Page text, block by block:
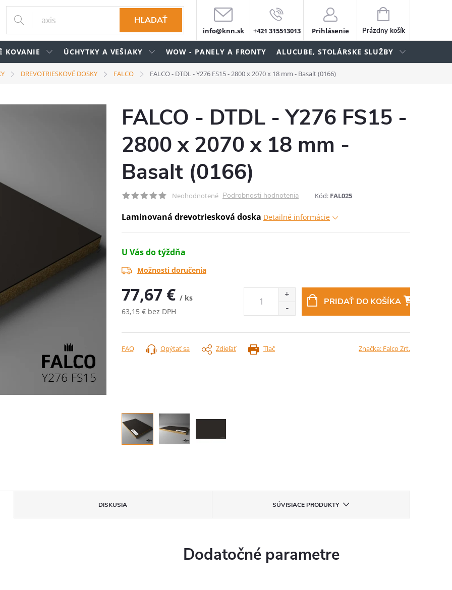
HĽADAŤ
info@knn.sk +421 315513013 Prihlásenie
NÁKUPNÝ
KOŠÍK
Prázdny košík
KOVANIE ÚCHYTKY A VEŠIAKY WOW - PANELY A FRONTY ALUCUBE, STOLÁRSKE SLUŽBY
DREVOTRIESKOVÉ DOSKY FALCO FALCO - DTDL - Y276 FS15 - 2800 x 2070 x 18 mm - Basalt (0166)
FALCO - DTDL - Y276 FS15 -
2800 x 2070 x 18 mm -
Basalt (0166)
Neohodnotené Podrobnosti hodnotenia Kód: FAL025
Laminovaná drevotriesková doska Detailné informácie
U Vás do týždňa
Možnosti doručenia
77,67 € / ks
63,15 € bez DPH
cena:
PRIDAŤ DO KOŠÍKA
Tlač
Opýtať sa Zdieľať
FAQ Značka: Falco Zrt.
DISKUSIA SÚVISIACE PRODUKTY
Dodatočné parametre